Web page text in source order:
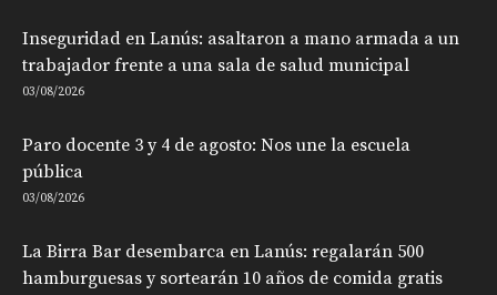
Inseguridad en Lanús: asaltaron a mano armada a un
trabajador frente a una sala de salud municipal
03/08/2026
Paro docente 3 y 4 de agosto: Nos une la escuela
pública
03/08/2026
La Birra Bar desembarca en Lanús: regalarán 500
hamburguesas y sortearán 10 años de comida gratis